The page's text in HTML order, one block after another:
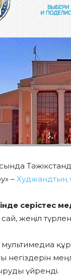
– Худжандтың
серістес
жеңіл
үйренді.